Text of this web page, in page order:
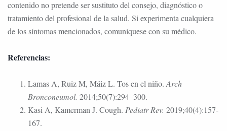
contenido no pretende ser sustituto del consejo, diagnóstico o
tratamiento del profesional de la salud. Si experimenta cualquiera
de los síntomas mencionados, comuníquese con su médico.
Referencias:
Lamas A, Ruiz M, Máiz L. Tos en el niño. Arch
Bronconeumol. 2014;50(7):294–300.
Kasi A, Kamerman J. Cough. Pediatr Rev. 2019;40(4):157-
167.